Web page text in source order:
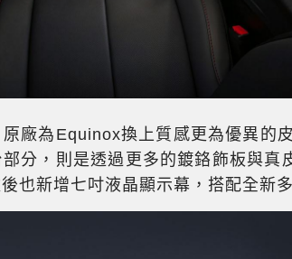
廠為Equinox換上質感更為優異的
分，則是透過更多的鍍鉻飾板與真
也新增七吋液晶顯示幕，搭配全新